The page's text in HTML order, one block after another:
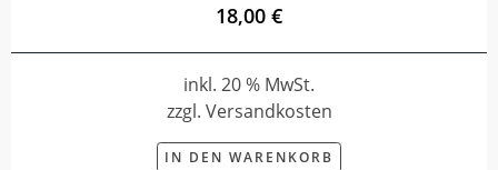
18,00 €
inkl. 20 % MwSt.
zzgl. Versandkosten
IN DEN WARENKORB